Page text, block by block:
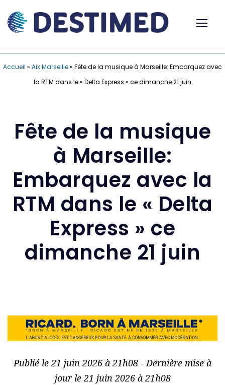
Accueil » Aix Marseille» Fête de la musique à Marseille: Embarquez avec
la RTM dans le « Delta Express » ce dimanche 21 juin
Fête de la musique
à Marseille:
Embarquez avec la
RTM dans le « Delta
Express » ce
dimanche 21 juin
Publié le 21 juin 2026 à 21h08 - Dernière mise à
jour le 21 juin 2026 à 21h08